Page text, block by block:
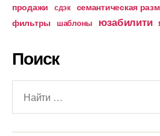
продажи сдэк семантическая
фильтры шаблоны юзабилити
Поиск